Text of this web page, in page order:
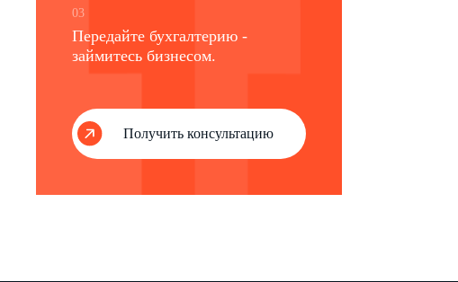
03
Передайте бухгалтерию -
займитесь бизнесом.
Получить консультацию